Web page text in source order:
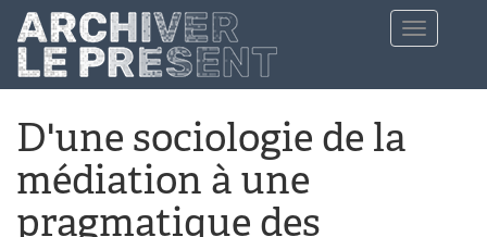
Aller au contenu principal
Toggle
navigation
D'une sociologie de la
médiation à une
pragmatique des